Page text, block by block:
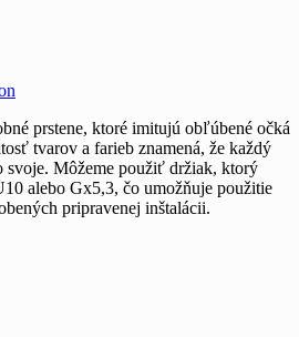
prstene, ktoré imitujú obľúbené očká
tvarov a farieb znamená, že každý
svoje. Môžeme použiť držiak, ktorý
alebo Gx5,3, čo umožňuje použitie
pripravenej inštalácii.